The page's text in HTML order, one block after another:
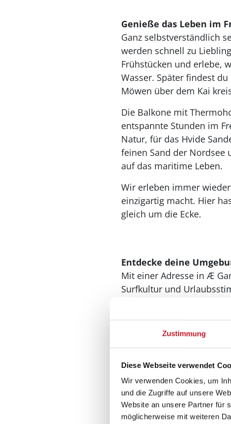
Zustimmung
Diese Webseite verwendet
Wir verwenden Cookies, um
und die Zugriffe auf unsere
Website an unsere Partner für
möglicherweise mit weiteren
Genieße das Leben im
Ganz selbstverständlich
werden schnell zu
Frühstücken und erlebe,
Wasser. Später findest
Möwen über dem Kai
Die Balkone mit
entspannte Stunden im
Natur, für das Hvide
feinen Sand der Nordsee
auf das maritime Leben.
Wir erleben immer
einzigartig macht. Hier
gleich um die Ecke.
Entdecke deine
Mit einer Adresse in Æ
Surfkultur und
Wir von Feriepartner
Nordsee und Fjord
Leben auf und am Wasser
Und für die Aktiven: du
innerhalb kürzester Zeit.
ein – zu jeder Jahreszeit.